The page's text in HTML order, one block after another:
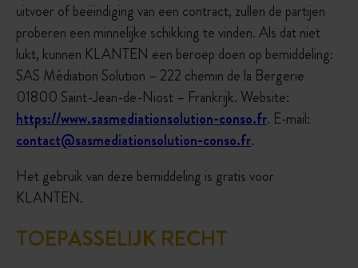
uitvoer of beëindiging van een contract, zullen de partijen
proberen een minnelijke schikking te vinden. Als dat niet
lukt, kunnen KLANTEN een beroep doen op bemiddeling:
SAS Médiation Solution – 222 chemin de la Bergerie
01800 Saint-Jean-de-Niost – Frankrijk. Website:
https://www.sasmediationsolution-conso.fr. E-mail:
contact@sasmediationsolution-conso.fr.
Het gebruik van deze bemiddeling is gratis voor
KLANTEN.
TOEPASSELIJK RECHT